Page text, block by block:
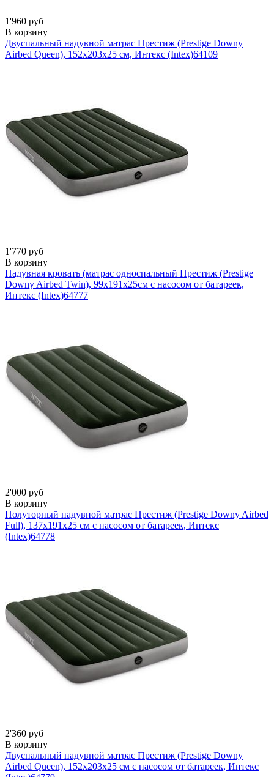
1'960 руб
В корзину
Двуспальный надувной матрас Престиж (Prestige Downy
Airbed Queen), 152х203х25 см, Интекс (Intex)64109
1'770 руб
В корзину
Надувная кровать (матрас односпальный Престиж (Prestige
Downy Airbed Twin), 99х191х25см с насосом от батареек,
Интекс (Intex)64777
2'000 руб
В корзину
Полуторный надувной матрас Престиж (Prestige Downy Airbed
Full), 137х191х25 см с насосом от батареек, Интекс
(Intex)64778
2'360 руб
В корзину
Двуспальный надувной матрас Престиж (Prestige Downy
Airbed Queen), 152х203х25 см с насосом от батареек, Интекс